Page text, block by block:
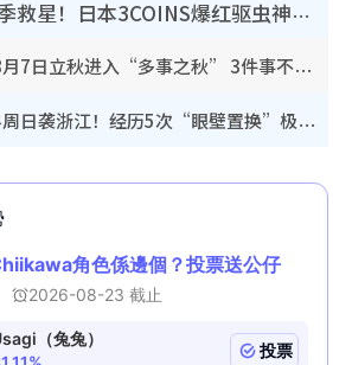
怕虫人士夏季救星！日本3COINS爆红驱虫神器$45起 1招“全程免触碰”轻松搞定小强
立秋2026｜8月7日立秋进入“多事之秋” 3件事不可做！专家教6招开运 清杂物／钱包纳气接好运
台风白海豚料周日袭浙江！经历5次“眼壁置换”极罕见 成登陆内地最长途台风